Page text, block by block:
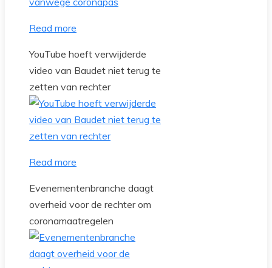
Read more
YouTube hoeft verwijderde
video van Baudet niet terug te
zetten van rechter
Read more
Evenementenbranche daagt
overheid voor de rechter om
coronamaatregelen